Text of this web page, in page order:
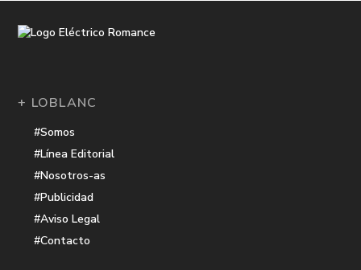
+ LOBLANC
#Somos
#Línea Editorial
#Nosotros-as
#Publicidad
#Aviso Legal
#Contacto